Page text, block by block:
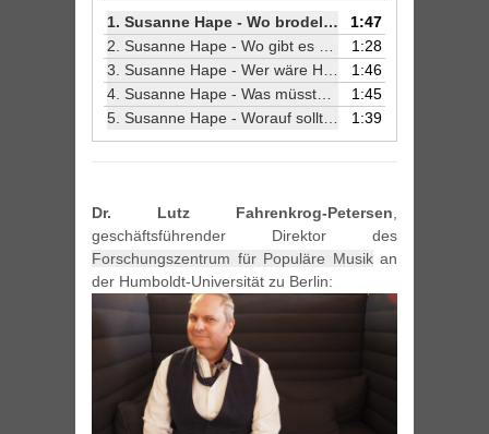
1. Susanne Hape - Wo brodelt die Musikszene gerade in Berlin?
1:47
2. Susanne Hape - Wo gibt es das beste Mitternachtsessen?
1:28
3. Susanne Hape - Wer wäre Headliner auf deinem Festival?
1:46
4. Susanne Hape - Was müsste passieren, dass du die Stadt verlässt?
1:45
5. Susanne Hape - Worauf sollte man als Nachwuchskünstler in Berlin achten? 1:39
Dr. Lutz Fahrenkrog-Petersen,
geschäftsführender Direktor des
Forschungszentrum für Populäre Musikan
der Humboldt-Universität zu Berlin: